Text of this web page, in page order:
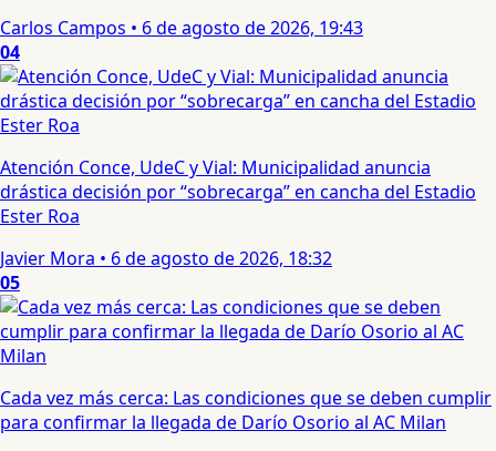
Carlos Campos • 6 de agosto de 2026, 19:43
04
Atención Conce, UdeC y Vial: Municipalidad anuncia
drástica decisión por “sobrecarga” en cancha del Estadio
Ester Roa
Javier Mora • 6 de agosto de 2026, 18:32
05
Cada vez más cerca: Las condiciones que se deben cumplir
para confirmar la llegada de Darío Osorio al AC Milan